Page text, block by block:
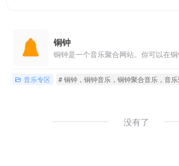
铜钟
音乐专区 # 铜钟，铜钟音乐，铜钟聚合音乐，音
没有了